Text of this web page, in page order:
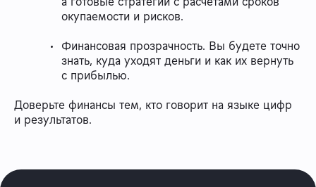
окупаемости и рисков.
Финансовая прозрачность. Вы будете точно
знать, куда уходят деньги и как их вернуть
с прибылью.
Доверьте финансы тем, кто говорит на языке цифр
и результатов.